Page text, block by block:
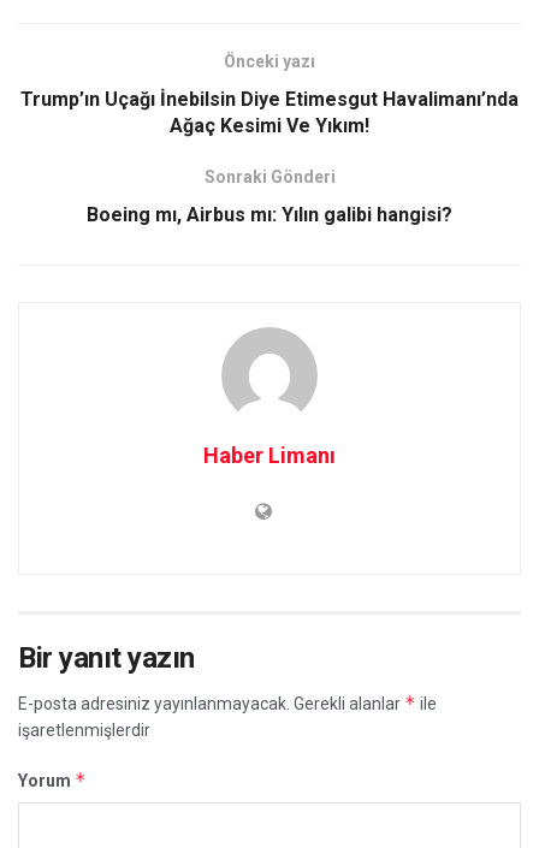
Önceki yazı
Trump’ın Uçağı İnebilsin Diye Etimesgut Havalimanı’nda
Ağaç Kesimi Ve Yıkım!
Sonraki Gönderi
Boeing mı, Airbus mı: Yılın galibi hangisi?
Haber Limanı
Bir yanıt yazın
E-posta adresiniz yayınlanmayacak. Gerekli alanlar * ile
işaretlenmişlerdir
Yorum *